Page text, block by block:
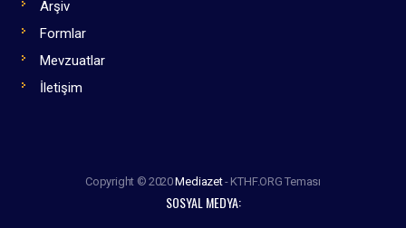
Arşiv
Formlar
Mevzuatlar
İletişim
Copyright © 2020Mediazet- KTHF.ORG Teması
SOSYAL MEDYA: